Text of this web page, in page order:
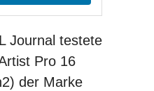
Journal testete
Pro 16
der Marke